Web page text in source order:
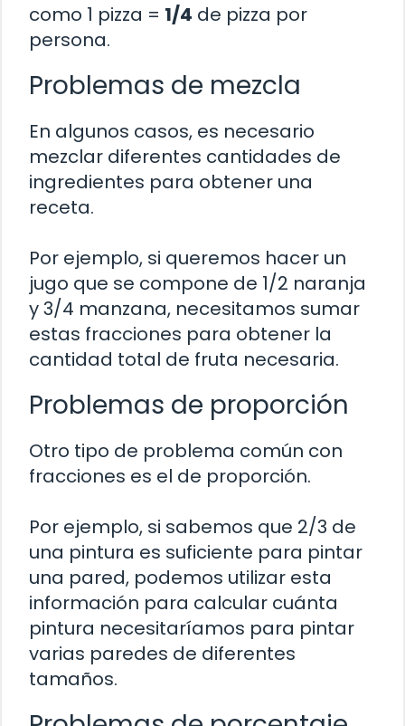
como 1 pizza = 1/4 de pizza por
persona.
Problemas de mezcla
En algunos casos, es necesario
mezclar diferentes cantidades de
ingredientes para obtener una
receta.
Por ejemplo, si queremos hacer un
jugo que se compone de 1/2 naranja
y 3/4 manzana, necesitamos sumar
estas fracciones para obtener la
cantidad total de fruta necesaria.
Problemas de proporción
Otro tipo de problema común con
fracciones es el de proporción.
Por ejemplo, si sabemos que 2/3 de
una pintura es suficiente para pintar
una pared, podemos utilizar esta
información para calcular cuánta
pintura necesitaríamos para pintar
varias paredes de diferentes
tamaños.